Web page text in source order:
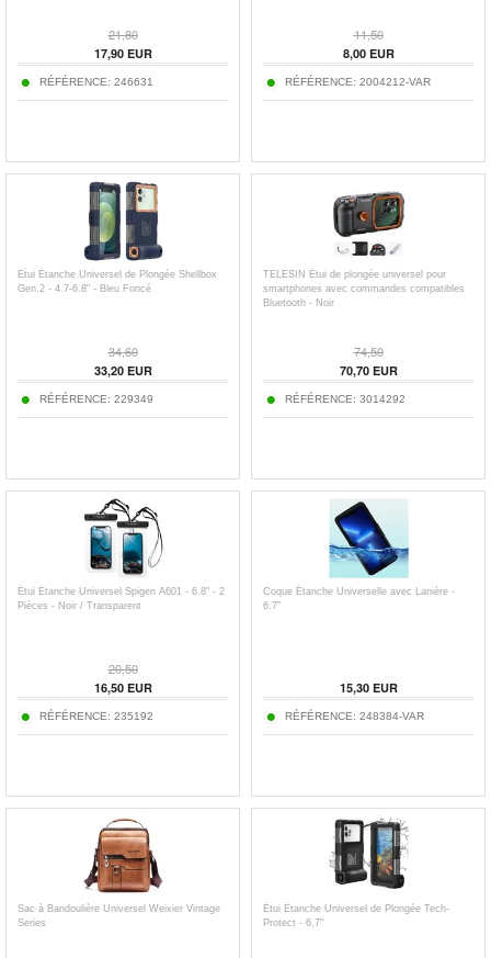
21,80
17,90EUR
RÉFÉRENCE: 246631
11,50
8,00EUR
RÉFÉRENCE: 2004212-VAR
Étui Étanche Universel de Plongée Shellbox
Gen.2 - 4.7-6.8" - Bleu Foncé
34,60
33,20EUR
RÉFÉRENCE: 229349
TELESIN Étui de plongée universel pour
smartphones avec commandes compatibles
Bluetooth - Noir
74,50
70,70EUR
RÉFÉRENCE: 3014292
Étui Étanche Universel Spigen A601 - 6.8" - 2
Pièces - Noir / Transparent
20,50
16,50EUR
RÉFÉRENCE: 235192
Coque Étanche Universelle avec Lanière -
6.7"
15,30EUR
RÉFÉRENCE: 248384-VAR
Sac à Bandoulière Universel Weixier Vintage
Series
Étui Étanche Universel de Plongée Tech-
Protect - 6,7"